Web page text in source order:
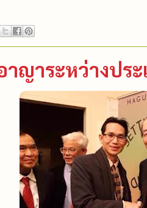
ญาระหว่างประ